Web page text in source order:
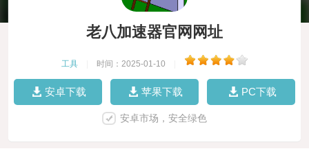
老八加速器官网网址
工具 时间：2025-01-10
安卓下载 苹果下载 PC下载
安卓市场，安全绿色